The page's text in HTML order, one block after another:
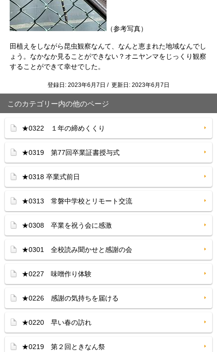
（参考写真）
田植えをしながら昆虫観察なんて、なんと恵まれた地域なんでし
ょう。なかなか見ることができない？オニヤンマをじっくり観察
することができて幸せでした。
登録日: 2023年6月7日 / 更新日: 2023年6月7日
このカテゴリー内の他のページ
★0322 １年の締めくくり
★0319 第77回卒業証書授与式
★0318 卒業式前日
★0313 常磐中学校とリモート交流
★0308 卒業を祝う会に感激
★0301 全校読み聞かせと感謝の会
★0227 味噌作り体験
★0226 感謝の気持ちを届ける
★0220 早い春の訪れ
★0219 第２回ときなん祭